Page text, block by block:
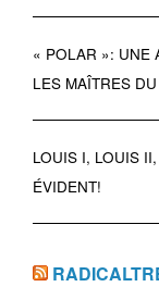
« POLAR »: UNE
LES MAÎTRES
LOUIS I, LOUIS
ÉVIDENT!